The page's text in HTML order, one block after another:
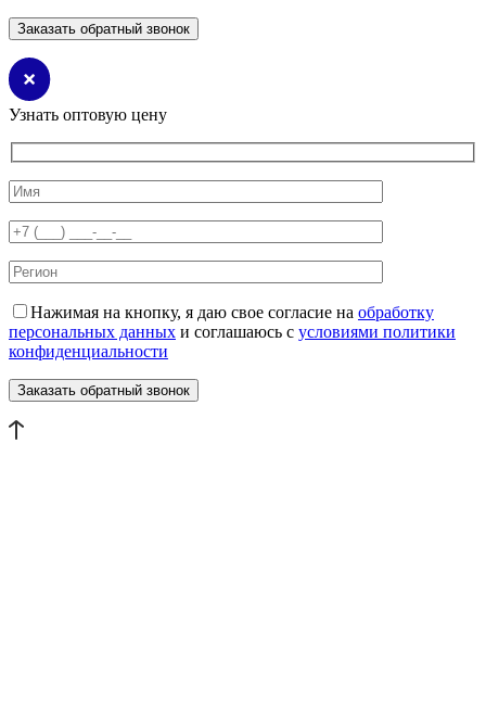
Узнать оптовую цену
Нажимая на кнопку, я даю свое согласие на обработку
персональных данных и соглашаюсь с условиями политики
конфиденциальности